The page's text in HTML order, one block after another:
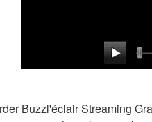
Buzzl'éclair Streaming